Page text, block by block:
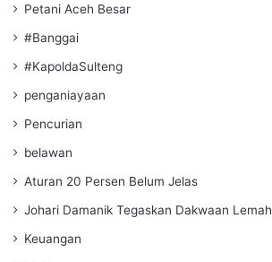
Petani Aceh Besar
#Banggai
#KapoldaSulteng
penganiayaan
Pencurian
belawan
Aturan 20 Persen Belum Jelas
Johari Damanik Tegaskan Dakwaan Lemah
Keuangan